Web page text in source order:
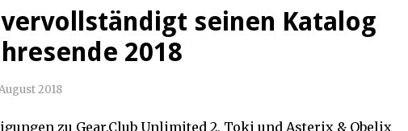
seinen Katalog
2018
2018
zu Gear.Club Unlimited 2, Toki und Asterix & Obelix